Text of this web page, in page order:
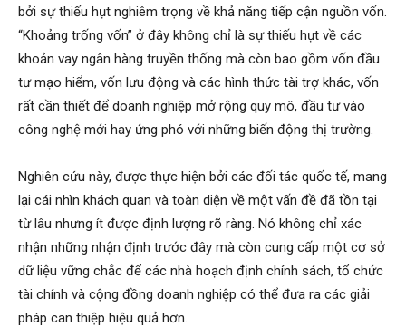
bởi sự thiếu hụt nghiêm trọng về khả năng tiếp cận nguồn vốn.
“Khoảng trống vốn” ở đây không chỉ là sự thiếu hụt về các
khoản vay ngân hàng truyền thống mà còn bao gồm vốn đầu
tư mạo hiểm, vốn lưu động và các hình thức tài trợ khác, vốn
rất cần thiết để doanh nghiệp mở rộng quy mô, đầu tư vào
công nghệ mới hay ứng phó với những biến động thị trường.
Nghiên cứu này, được thực hiện bởi các đối tác quốc tế, mang
lại cái nhìn khách quan và toàn diện về một vấn đề đã tồn tại
từ lâu nhưng ít được định lượng rõ ràng. Nó không chỉ xác
nhận những nhận định trước đây mà còn cung cấp một cơ sở
dữ liệu vững chắc để các nhà hoạch định chính sách, tổ chức
tài chính và cộng đồng doanh nghiệp có thể đưa ra các giải
pháp can thiệp hiệu quả hơn.